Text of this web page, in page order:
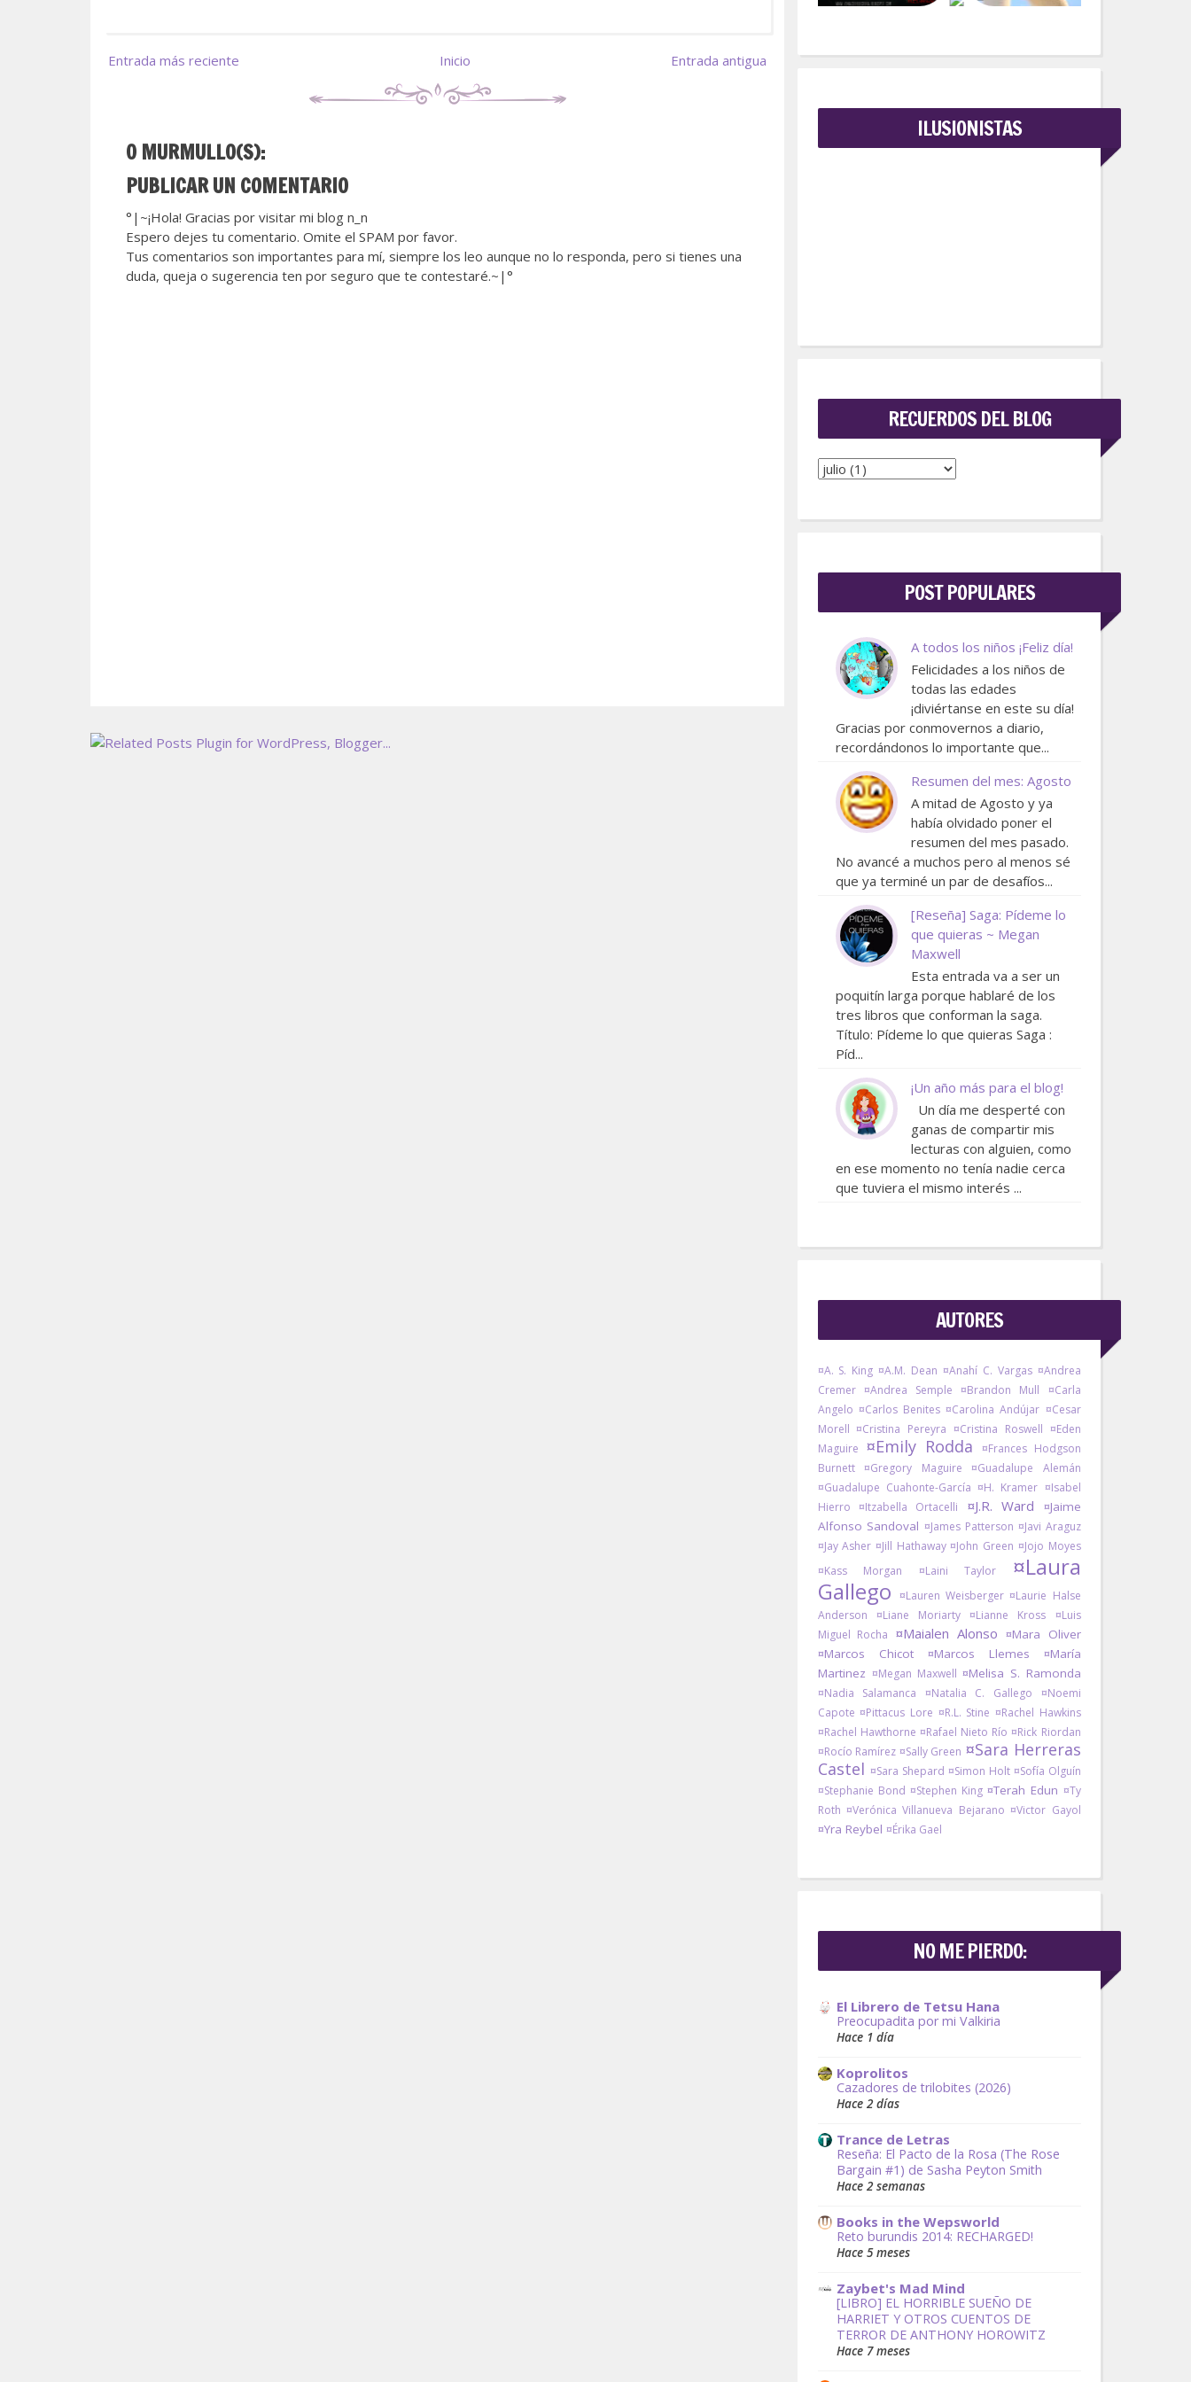
Entrada más reciente Entrada antigua
Inicio
0 MURMULLO(S):
PUBLICAR UN COMENTARIO
°|~¡Hola! Gracias por visitar mi blog n_n
Espero dejes tu comentario. Omite el SPAM por favor.
Tus comentarios son importantes para mí, siempre los leo aunque no lo responda, pero si tienes una
duda, queja o sugerencia ten por seguro que te contestaré.~|°
ILUSIONISTAS
RECUERDOS DEL BLOG
POST POPULARES
A todos los niños ¡Feliz día!
Felicidades a los niños de
todas las edades
¡diviértanse en este su día!
Gracias por conmovernos a diario,
recordándonos lo importante que...
Resumen del mes: Agosto
A mitad de Agosto y ya
había olvidado poner el
resumen del mes pasado.
No avancé a muchos pero al menos sé
que ya terminé un par de desafíos...
[Reseña] Saga: Pídeme lo
que quieras ~ Megan
Maxwell
Esta entrada va a ser un
poquitín larga porque hablaré de los
tres libros que conforman la saga.
Título: Pídeme lo que quieras Saga :
Píd...
¡Un año más para el blog!
Un día me desperté con
ganas de compartir mis
lecturas con alguien, como
en ese momento no tenía nadie cerca
que tuviera el mismo interés ...
AUTORES
¤A. S. King ¤A.M. Dean ¤Anahí C. Vargas ¤Andrea
Cremer
¤Andrea Semple ¤Brandon Mull
¤Carla
Angelo ¤Carlos Benites ¤Carolina Andújar ¤Cesar
Morell ¤Cristina Pereyra ¤Cristina Roswell ¤Eden
Maguire ¤Emily Rodda
¤Frances Hodgson
Burnett
¤Gregory Maguire
¤Guadalupe Alemán
¤Guadalupe Cuahonte-García ¤H. Kramer ¤Isabel
Hierro
¤Itzabella Ortacelli ¤J.R. Ward
¤Jaime
Alfonso Sandoval ¤James Patterson ¤Javi Araguz
¤Jay Asher ¤Jill Hathaway ¤John Green ¤Jojo Moyes
¤Kass Morgan
¤Laini Taylor
¤Laura
Gallego
¤Lauren Weisberger ¤Laurie Halse
Anderson
¤Liane Moriarty ¤Lianne Kross
¤Luis
Miguel Rocha ¤Maialen Alonso ¤Mara Oliver
¤Marcos Chicot
¤Marcos Llemes
¤María
Martinez ¤Megan Maxwell ¤Melisa S. Ramonda
¤Nadia Salamanca ¤Natalia C. Gallego
¤Noemi
Capote ¤Pittacus Lore ¤R.L. Stine ¤Rachel Hawkins
¤Rachel Hawthorne ¤Rafael Nieto Río ¤Rick Riordan
¤Rocío Ramírez ¤Sally Green ¤Sara Herreras
Castel ¤Sara Shepard ¤Simon Holt ¤Sofía Olguín
¤Stephanie Bond ¤Stephen King ¤Terah Edun ¤Ty
Roth ¤Verónica Villanueva Bejarano ¤Victor Gayol
¤Yra Reybel ¤Érika Gael
NO ME PIERDO:
El Librero de Tetsu Hana
Preocupadita por mi Valkiria
Hace 1 día
Koprolitos
Cazadores de trilobites (2026)
Hace 2 días
Trance de Letras
Reseña: El Pacto de la Rosa (The Rose
Bargain #1) de Sasha Peyton Smith
Hace 2 semanas
Books in the Wepsworld
Reto burundis 2014: RECHARGED!
Hace 5 meses
Zaybet's Mad Mind
[LIBRO] EL HORRIBLE SUEÑO DE
HARRIET Y OTROS CUENTOS DE
TERROR DE ANTHONY HOROWITZ
Hace 7 meses